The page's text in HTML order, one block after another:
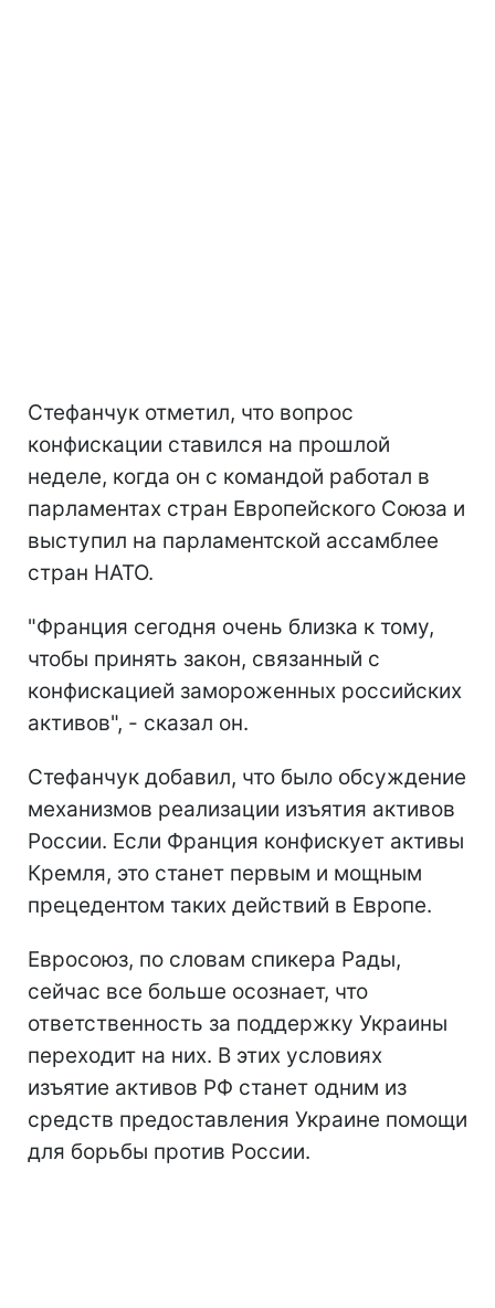
Стефанчук отметил, что вопрос
конфискации ставился на прошлой
неделе, когда он с командой работал в
парламентах стран Европейского Союза и
выступил на парламентской ассамблее
стран НАТО.
"Франция сегодня очень близка к тому,
чтобы принять закон, связанный с
конфискацией замороженных российских
активов", - сказал он.
Стефанчук добавил, что было обсуждение
механизмов реализации изъятия активов
России. Если Франция конфискует активы
Кремля, это станет первым и мощным
прецедентом таких действий в Европе.
Евросоюз, по словам спикера Рады,
сейчас все больше осознает, что
ответственность за поддержку Украины
переходит на них. В этих условиях
изъятие активов РФ станет одним из
средств предоставления Украине помощи
для борьбы против России.